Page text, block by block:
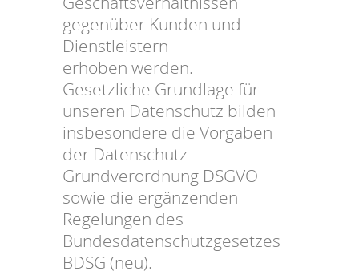
gegenüber Kunden und
Dienstleistern
erhoben werden.
Gesetzliche Grundlage für
unseren Datenschutz bilden
insbesondere die Vorgaben
der Datenschutz-
Grundverordnung DSGVO
sowie die ergänzenden
Regelungen des
Bundesdatenschutzgesetzes
BDSG (neu).